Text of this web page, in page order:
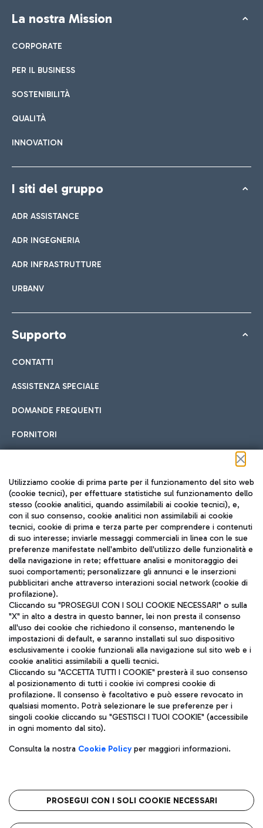
La nostra Mission
CORPORATE
PER IL BUSINESS
SOSTENIBILITÀ
QUALITÀ
INNOVATION
I siti del gruppo
ADR ASSISTANCE
ADR INGEGNERIA
ADR INFRASTRUTTURE
URBANV
Supporto
CONTATTI
ASSISTENZA SPECIALE
DOMANDE FREQUENTI
FORNITORI
Seguici sui social
TRAVEL JOURNAL
ITA
Aeroporti di Roma S.p.A. - Società soggetta a direzione e
coordinamento di Mundys S.p.A.
Codice fiscale e Registro delle Imprese di Roma 13032990155 P.
IVA 06572251004
Capitale sociale 62.224.743,00 int. vers.
Sede legale: Via Pier Paolo Racchetti 1 - 00054 Fiumicino (RM)
telefono +39 06 65951
Privacy policy
Note legali
Roma FCO
L'aeroporto stellato
Utilizziamo cookie di prima parte per il funzionamento del sito web
(cookie tecnici), per effettuare statistiche sul funzionamento dello
stesso (cookie analitici, quando assimilabili ai cookie tecnici), e,
con il suo consenso, cookie analitici non assimilabili ai cookie
tecnici, cookie di prima e terza parte per comprendere i contenuti
di suo interesse; inviarle messaggi commerciali in linea con le sue
preferenze manifestate nell'ambito dell'utilizzo delle funzionalità e
della navigazione in rete; effettuare analisi e monitoraggio dei
suoi comportamenti; personalizzare gli annunci e le inserzioni
pubblicitari anche attraverso interazioni social network (cookie di
profilazione).
Cliccando su "PROSEGUI CON I SOLI COOKIE NECESSARI" o sulla
"X" in alto a destra in questo banner, lei non presta il consenso
all'uso dei cookie che richiedono il consenso, mantenendo le
impostazioni di default, e saranno installati sul suo dispositivo
esclusivamente i cookie funzionali alla navigazione sul sito web e i
cookie analitici assimilabili a quelli tecnici.
Cliccando su "ACCETTA TUTTI I COOKIE" presterà il suo consenso
al posizionamento di tutti i cookie ivi compresi cookie di
profilazione. Il consenso è facoltativo e può essere revocato in
qualsiasi momento. Potrà selezionare le sue preferenze per i
singoli cookie cliccando su "GESTISCI I TUOI COOKIE" (accessibile
in ogni momento dal sito).
Consulta la nostra Cookie Policyper maggiori informazioni.
PROSEGUI CON I SOLI COOKIE NECESSARI